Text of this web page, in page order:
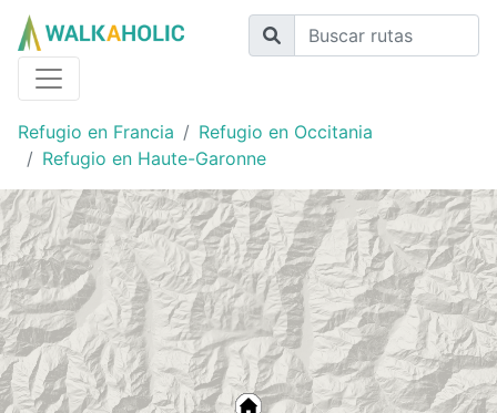
Refugio en Francia
Refugio en Occitania
Refugio en Haute-Garonne